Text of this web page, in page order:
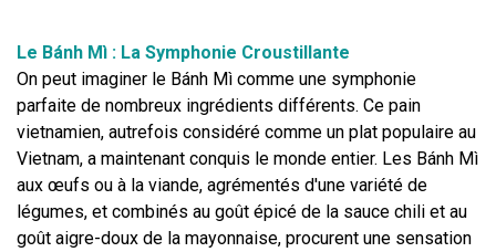
Le Bánh Mì : La Symphonie Croustillante
On peut imaginer le Bánh Mì comme une symphonie
parfaite de nombreux ingrédients différents. Ce pain
vietnamien, autrefois considéré comme un plat populaire au
Vietnam, a maintenant conquis le monde entier. Les Bánh Mì
aux œufs ou à la viande, agrémentés d'une variété de
légumes, et combinés au goût épicé de la sauce chili et au
goût aigre-doux de la mayonnaise, procurent une sensation